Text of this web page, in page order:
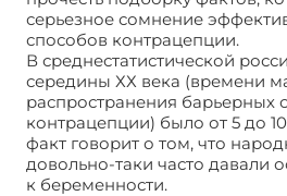
серьезное сомнение
способов контрацепции.
В среднестатистической
середины ХХ века (времени
распространения барьерных
контрацепции) было от 5 до
факт говорит о том, что
довольно-таки часто давали
к беременности.